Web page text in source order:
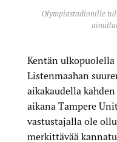
Olympiastadionille
Kentän ulkopuolella
Listenmaahan
aikakaudella
aikana Tampere
vastustajalla ole
merkittävää